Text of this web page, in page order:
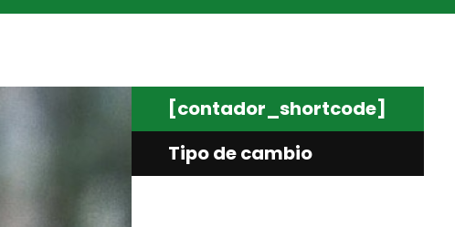
[contador_shortcode]
Tipo de cambio